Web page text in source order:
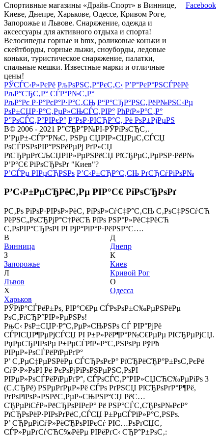
Спортивные магазины «Драйв-Спорт» в Виннице,
Киеве, Днепре, Харькове, Одессе, Кривом Роге,
Запорожье и Львове. Снаряжение, одежда и
аксессуары для активного отдыха и спорта!
Велосипеды горные и bmx, роликовые коньки и
скейтборды, горные лыжи, сноуборды, ледовые
коньки, туристическое снаряжение, палатки,
спальные мешки. Известные марки и отличные
цены!
Facebook
РЎСЃС‹Р»РєРё РљРѕРЅС‚Р°РєС‚С‹ Р’Р°РєР°РЅСЃРёРё
РљР°СЂС‚Р° СЃР°Р№С‚Р°
РљР°Рє Р·Р°РєР°Р·Р°С‚СЊ Р“Р°СЂР°РЅС‚РёР№РЅС‹Рµ
РѕР±СЏР·Р°С‚РµР»СЊСЃС‚РІР° РћРїР»Р°С‚Р°
Р”РѕСЃС‚Р°РІРєР° Р’РѕР·РІСЂР°С‚ Рё РѕР±РјРµРЅ
В© 2006 - 2021 Р”СЂР°Р№РІ-РЎРїРѕСЂС‚.
Р’РµР±-СЃР°Р№С‚ РЅРµ СЏРІР»СЏРµС‚СЃСЏ
РѕСЃРЅРѕРІР°РЅРёРµРј РґР»СЏ
РїСЂРµРґСЉСЏРІР»РµРЅРёСЏ РїСЂРµС‚РµРЅР·РёР№
Р’Р°С€ РіРѕСЂРѕРґ "Киев"?
Р’СЃРµ РІРµСЂРЅРѕ Р’С‹Р±СЂР°С‚СЊ РґСЂСѓРіРѕР№
Р’С‹Р±РµСЂРёС‚Рµ РІР°С€ РіРѕСЂРѕРґ
Р­С‚Рѕ РїРѕР·РІРѕР»РёС‚ РїРѕР»СѓС‡Р°С‚СЊ С‚РѕС‡РЅСѓСЋ
РёРЅС„РѕСЂРјР°С†РёСЋ РїРѕ РЅР°Р»РёС‡РёСЋ
С‚РѕРІР°СЂРѕРІ РІ РјР°РіР°Р·РёРЅР°С….
В
Винница
З
Запорожье
Л
Львов
Х
Харьков
Д
Днепр
К
Киев
Кривой Рог
О
Одесса
РЎРїР°СЃРёР±Рѕ, РІР°С€Рµ СЃРѕРѕР±С‰РµРЅРёРµ
РѕС‚РїСЂР°РІР»РµРЅРѕ!
РњС‹ РѕР±СЏР·Р°С‚РµР»СЊРЅРѕ СЃ РІР°РјРё
СЃРІСЏР¶РµРјСЃСЏ РІ Р±Р»РёР¶Р°Р№С€РµРµ РІСЂРµРјСЏ.
РџРµСЂРІРѕРµ Р±РµСЃРїР»Р°С‚РЅРѕРµ РўРћ
РІРµР»РѕСЃРёРїРµРґР°
Р’ С‚РµС‡РµРЅРёРµ СЃСЂРѕРєР° РїСЂРёСЂР°Р±РѕС‚РєРё
СѓР·Р»РѕРІ Рё РєРѕРјРїРѕРЅРµРЅС‚РѕРІ
РІРµР»РѕСЃРёРїРµРґР°, СЃРѕСЃС‚Р°РІР»СЏСЋС‰РµРіРѕ 3
(С‚СЂРё) РЅРµРґРµР»Рё СЃРѕ РґРЅСЏ РїСЂРѕРґР°Р¶Рё,
РґРѕРїРѕР»РЅРёС‚РµР»СЊРЅР°СЏ РёС…
СЂРµРіСѓР»РёСЂРѕРІРєР° Рё РЅР°СЃС‚СЂРѕР№РєР°
РїСЂРѕРёР·РІРѕРґРёС‚СЃСЏ Р±РµСЃРїР»Р°С‚РЅРѕ.
Р’ СЂРµРіСѓР»РёСЂРѕРІРєСѓ РІС…РѕРґСЏС‚
СЃР»РµРґСѓСЋС‰РёРµ РІРёРґС‹ СЂР°Р±РѕС‚: